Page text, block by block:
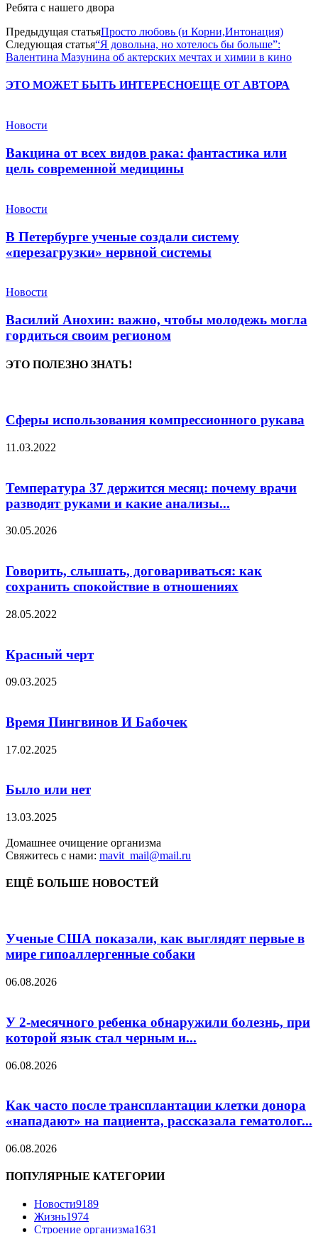
Ребята с нашего двора
Предыдущая статьяПросто любовь (и Корни,Интонация)
Следующая статья“Я довольна, но хотелось бы больше”:
Валентина Мазунина об актерских мечтах и химии в кино
ЭТО МОЖЕТ БЫТЬ ИНТЕРЕСНОЕЩЕ ОТ АВТОРА
Новости
Вакцина от всех видов рака: фантастика или
цель современной медицины
Новости
В Петербурге ученые создали систему
«перезагрузки» нервной системы
Новости
Василий Анохин: важно, чтобы молодежь могла
гордиться своим регионом
ЭТО ПОЛЕЗНО ЗНАТЬ!
Сферы использования компрессионного рукава
11.03.2022
Температура 37 держится месяц: почему врачи
разводят руками и какие анализы...
30.05.2026
Говорить, слышать, договариваться: как
сохранить спокойствие в отношениях
28.05.2022
Красный черт
09.03.2025
Время Пингвинов И Бабочек
17.02.2025
Было или нет
13.03.2025
Домашнее очищение организма
Свяжитесь с нами: mavit_mail@mail.ru
ЕЩЁ БОЛЬШЕ НОВОСТЕЙ
Ученые США показали, как выглядят первые в
мире гипоаллергенные собаки
06.08.2026
У 2-месячного ребенка обнаружили болезнь, при
которой язык стал черным и...
06.08.2026
Как часто после трансплантации клетки донора
«нападают» на пациента, рассказала гематолог...
06.08.2026
ПОПУЛЯРНЫЕ КАТЕГОРИИ
Новости9189
Жизнь1974
Строение организма1631